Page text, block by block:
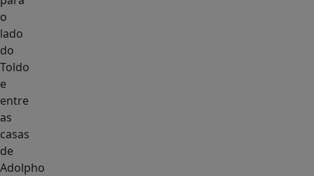
o
lado
do
Toldo
e
entre
as
casas
de
Adolpho